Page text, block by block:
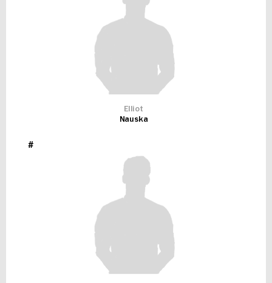
Elliot
Nauska
#